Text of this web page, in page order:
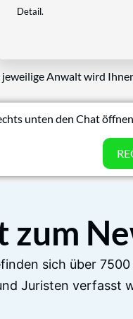
Detail.
Anwalt wird
unten den Chat
zum
sich über
Juristen verfasst